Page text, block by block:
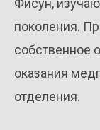
Фисун,
поколения.
собственное
оказания
отделения.